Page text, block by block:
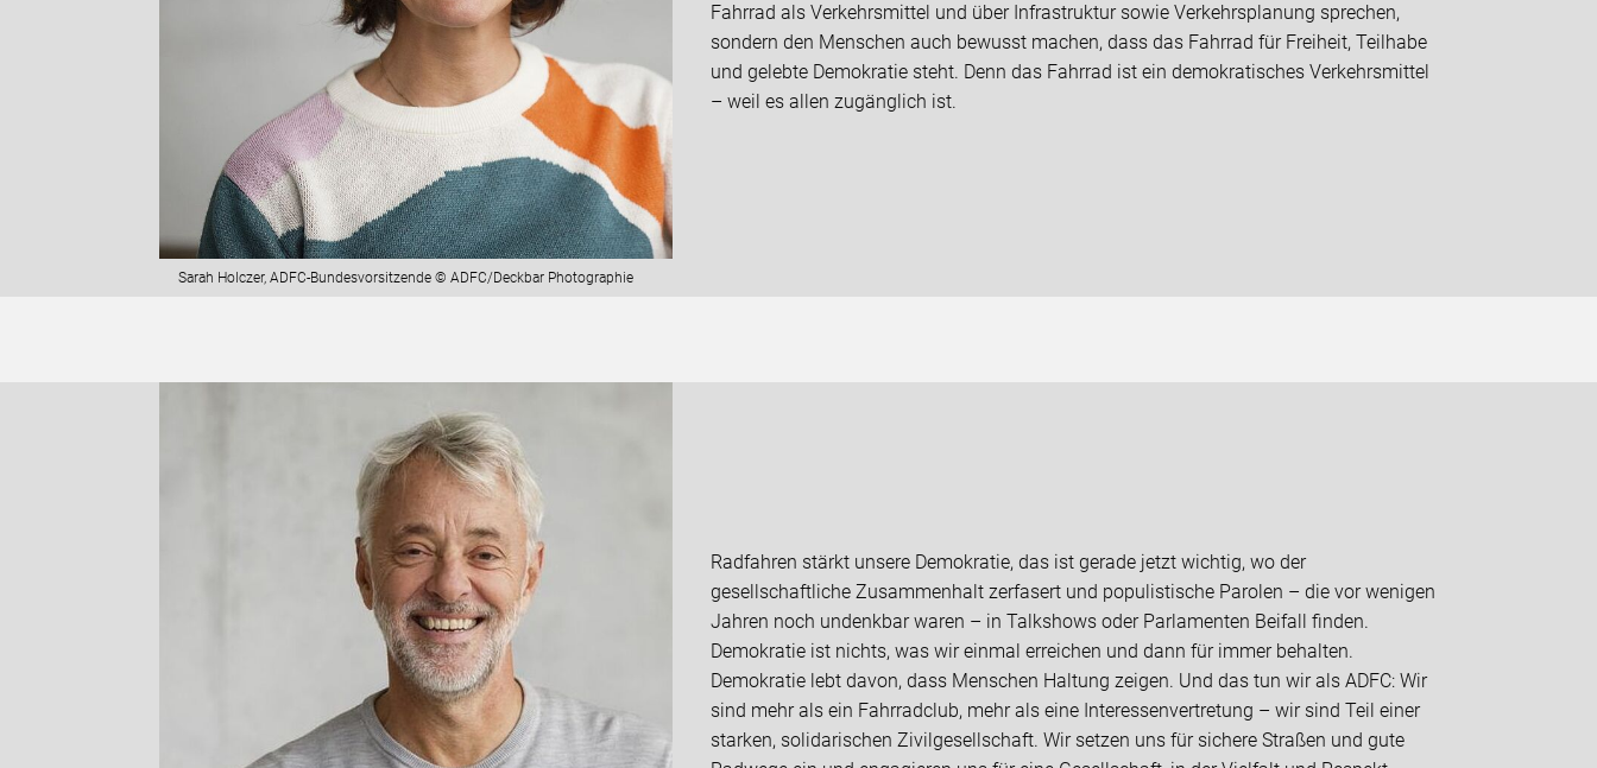
Sarah Holczer, ADFC-Bundesvorsitzende © ADFC/Deckbar Photographie
Fahrrad als Verkehrsmittel und über Infrastruktur sowie Verkehrsplanung sprechen,
sondern den Menschen auch bewusst machen, dass das Fahrrad für Freiheit, Teilhabe
und gelebte Demokratie steht. Denn das Fahrrad ist ein demokratisches Verkehrsmittel
– weil es allen zugänglich ist.
Radfahren stärkt unsere Demokratie, das ist gerade jetzt wichtig, wo der
gesellschaftliche Zusammenhalt zerfasert und populistische Parolen – die vor wenigen
Jahren noch undenkbar waren – in Talkshows oder Parlamenten Beifall finden.
Demokratie ist nichts, was wir einmal erreichen und dann für immer behalten.
Demokratie lebt davon, dass Menschen Haltung zeigen. Und das tun wir als ADFC: Wir
sind mehr als ein Fahrradclub, mehr als eine Interessenvertretung – wir sind Teil einer
starken, solidarischen Zivilgesellschaft. Wir setzen uns für sichere Straßen und gute